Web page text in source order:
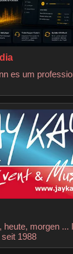
es um
heute, morgen ...
1988